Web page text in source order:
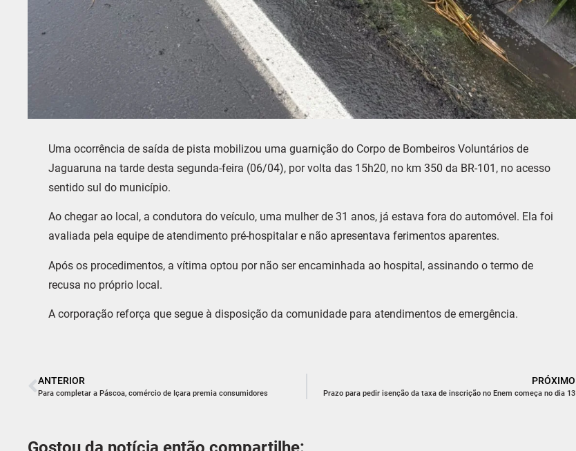
Uma ocorrência de saída de pista mobilizou uma guarnição do Corpo de Bombeiros Voluntários de
Jaguaruna na tarde desta segunda-feira (06/04), por volta das 15h20, no km 350 da BR-101, no acesso
sentido sul do município.
Ao chegar ao local, a condutora do veículo, uma mulher de 31 anos, já estava fora do automóvel. Ela foi
avaliada pela equipe de atendimento pré-hospitalar e não apresentava ferimentos aparentes.
Após os procedimentos, a vítima optou por não ser encaminhada ao hospital, assinando o termo de
recusa no próprio local.
A corporação reforça que segue à disposição da comunidade para atendimentos de emergência.
ANTERIOR
Para completar a Páscoa, comércio de Içara premia consumidores
PRÓXIMO
Prazo para pedir isenção da taxa de inscrição no Enem começa no dia 13